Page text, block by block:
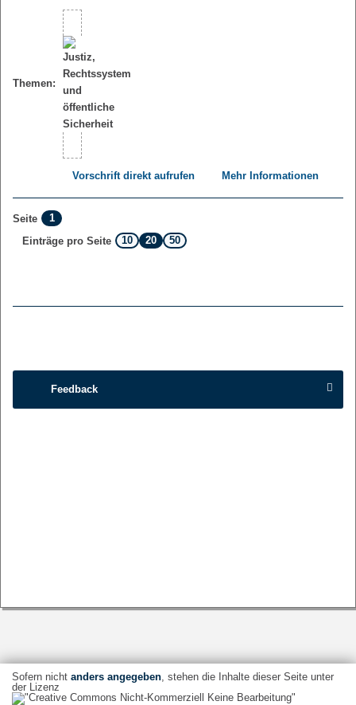
Themen:
Vorschrift direkt aufrufen Mehr Informationen
Seite
1
Einträge pro Seite
10 20 50
Feedback
Sofern nicht anders angegeben, stehen die Inhalte dieser Seite unter
der Lizenz